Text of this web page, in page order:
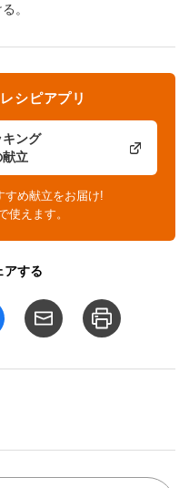
。
ング
献立
シピアプリ
すめ献立をお届け!
使えます。
アする